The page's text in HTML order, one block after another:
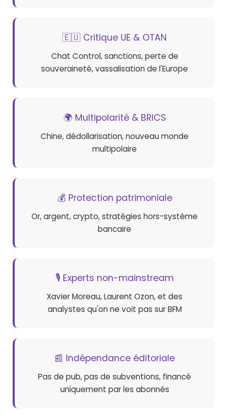
🇪🇺 Critique UE & OTAN
Chat Control, sanctions, perte de
souveraineté, vassalisation de l'Europe
🌍 Multipolarité & BRICS
Chine, dédollarisation, nouveau monde
multipolaire
💰 Protection patrimoniale
Or, argent, crypto, stratégies hors-système
bancaire
🎙️ Experts non-mainstream
Xavier Moreau, Laurent Ozon, et des
analystes qu'on ne voit pas sur BFM
📰 Indépendance éditoriale
Pas de pub, pas de subventions, financé
uniquement par les abonnés